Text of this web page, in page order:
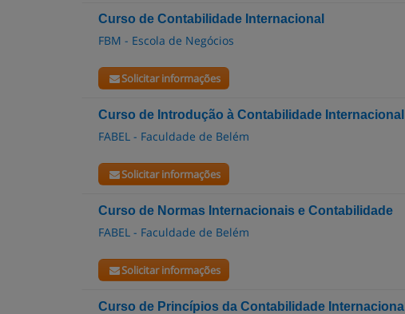
Curso de Contabilidade Internacional
FBM - Escola de Negócios
Solicitar informações
Curso de Introdução à Contabilidade Internacional
FABEL - Faculdade de Belém
Solicitar informações
Curso de Normas Internacionais e Contabilidade
FABEL - Faculdade de Belém
Solicitar informações
Curso de Princípios da Contabilidade Internacional